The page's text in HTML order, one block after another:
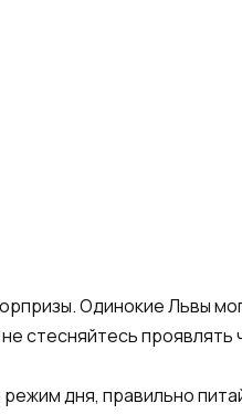
Одинокие Львы
стесняйтесь проявлять
дня, правильно